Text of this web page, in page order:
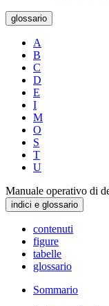
glossario
A
B
C
D
E
I
M
O
S
T
U
Manuale operativo di
indici e glossario
contenuti
figure
tabelle
glossario
Sommario